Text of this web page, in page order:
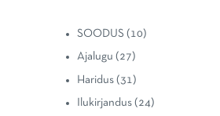
SOODUS (10)
Ajalugu (27)
Haridus (31)
Ilukirjandus (24)